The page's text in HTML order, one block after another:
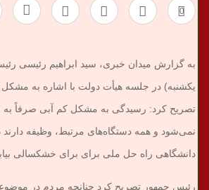
ر
ی
0
به گزارش میدان خبری، سید ابراهیم رئیسی
یکشنبه) در جلسه هیأت دولت با اشاره به
تصریح کرد: رسیدگی به مشکل کم آبی صرفاً به
نمی‌شود و همه دستگاه‌های مرتبط، وظیفه
دانشگاهی راه حل ملی برای برای خشکسالی
رئیس جمهور تصریح کرد چنانچه مردم در